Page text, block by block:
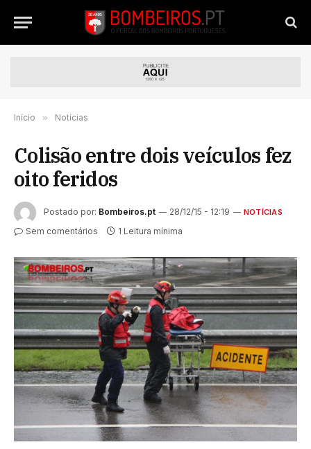
Início » Notícias
Colisão entre dois veículos fez
oito feridos
Postado por: Bombeiros.pt 28/12/15 - 12:19 NOTÍCIAS
Sem comentários 1 Leitura mínima